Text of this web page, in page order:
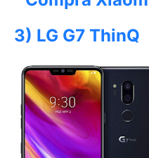
3) LG G7 ThinQ